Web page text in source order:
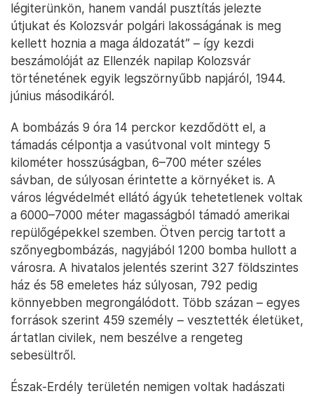
légiterünkön, hanem vandál pusztítás jelezte
útjukat és Kolozsvár polgári lakosságának is meg
kellett hoznia a maga áldozatát” – így kezdi
beszámolóját az Ellenzék napilap Kolozsvár
történetének egyik legszörnyűbb napjáról, 1944.
június másodikáról.
A bombázás 9 óra 14 perckor kezdődött el, a
támadás célpontja a vasútvonal volt mintegy 5
kilométer hosszúságban, 6–700 méter széles
sávban, de súlyosan érintette a környéket is. A
város légvédelmét ellátó ágyúk tehetetlenek voltak
a 6000–7000 méter magasságból támadó amerikai
repülőgépekkel szemben. Ötven percig tartott a
szőnyegbombázás, nagyjából 1200 bomba hullott a
városra. A hivatalos jelentés szerint 327 földszintes
ház és 58 emeletes ház súlyosan, 792 pedig
könnyebben megrongálódott. Több százan – egyes
források szerint 459 személy – vesztették életüket,
ártatlan civilek, nem beszélve a rengeteg
sebesültről.
Észak-Erdély területén nemigen voltak hadászati